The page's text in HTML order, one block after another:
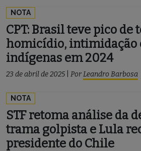
NOTA
CPT: Brasil teve pico de
homicídio, intimidação
indígenas em 2024
23 de abril de 2025 PorLeandro Barbosa
NOTA
STF retoma análise da
trama golpista e Lula
presidente do Chile